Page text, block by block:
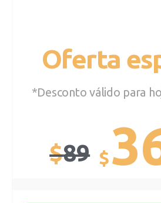
Oferta
*Desconto válido para
$89 $